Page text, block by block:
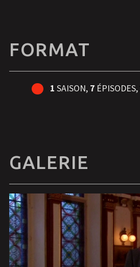
FORMAT
1 SAISON, 7 ÉPISODES,
GALERIE